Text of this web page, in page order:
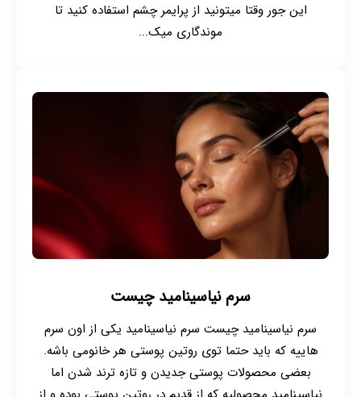
این جور وقتا میتونید از پرایمر چشم استفاده کنید تا
موندگاری میک...
سرم نیاسینامید چیست
سرم نیاسینامید چیست سرم نیاسینامید یکی از اون سرم
هاییه که باید حتما توی روتین پوستی هر خانومی باشه.
بعضی محصولات پوستی جدیدن و تازه ترند شدن اما